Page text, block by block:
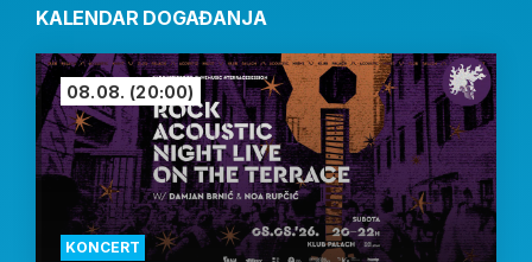
KALENDAR DOGAĐANJA
KONCERT
08.08. (20:00)